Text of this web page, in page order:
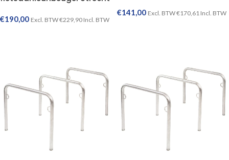
€190,00 Excl. BTW€229,90 Incl. BTW
€141,00 Excl. BTW€170,61 Incl. BTW